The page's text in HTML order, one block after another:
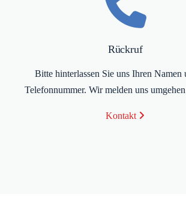
Rückruf
Bitte hinterlassen Sie uns Ihren Namen
Telefonnummer. Wir melden uns
Kontakt